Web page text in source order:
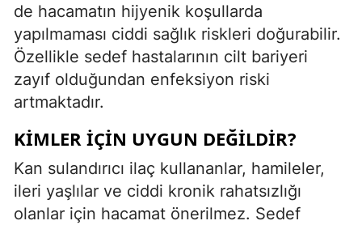
de hacamatın hijyenik koşullarda
yapılmaması ciddi sağlık riskleri doğurabilir.
Özellikle sedef hastalarının cilt bariyeri
zayıf olduğundan enfeksiyon riski
artmaktadır.
KIMLER İÇIN UYGUN DEĞILDIR?
Kan sulandırıcı ilaç kullananlar, hamileler,
ileri yaşlılar ve ciddi kronik rahatsızlığı
olanlar için hacamat önerilmez. Sedef